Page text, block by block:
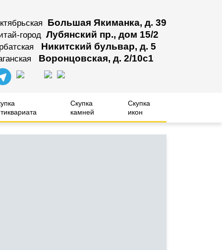
Большая Якиманка, д. 39
город Лубянский пр., дом 15/2
Никитский бульвар, д. 5
Воронцовская, д. 2/10с1
Скупка
камней
Скупка
икон